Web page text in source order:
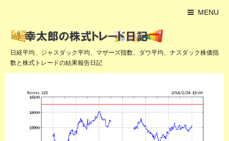
MENU
日経平均、ジャスダック平均、マザーズ指数、ダウ平均、ナスダック株価指
数と株式トレードの結果報告日記